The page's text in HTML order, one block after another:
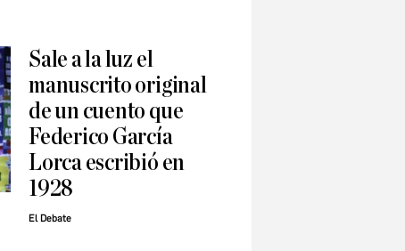
Sale a la luz el
manuscrito original
de un cuento que
Federico García
Lorca escribió en
1928
El Debate